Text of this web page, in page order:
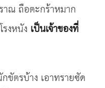
ณ ถือตะกร้าหมาก
งหนัง เป็นเจ้าของที่
ขัตรบ้าง เอาทรายซัด